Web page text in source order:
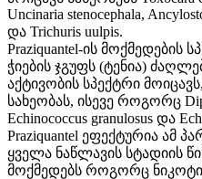
Uncinaria stenocephala,
და Trichuris uulpis.
Praziquantel-ის მოქმედების
ჭიების ჯგუფს (ტენია)
აქტივობის სპექტრი
სახეობას, ისევე როგორც
Echinococcus granulosus და
Praziquantel ეფექტურია ამ
ყველა ნაწლავის სტადიის
მოქმედებს როგორც